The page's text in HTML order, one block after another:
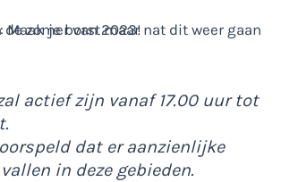
zal actief zijn vanaf 17.00 uur tot
dat er aanzienlijke
in deze gebieden.